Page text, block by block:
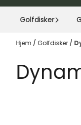
Golfdisker
Hjem / Golfdisker /